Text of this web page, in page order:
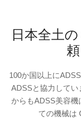
日本全土
100か国以上に
ADSSと協力して
からもADSS美容
ての機械は